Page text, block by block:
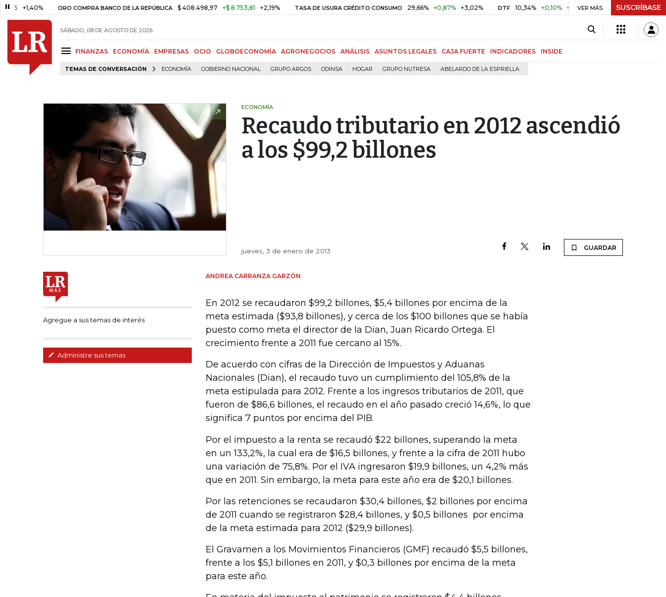
+1,40% ORO COMPRA BANCO DE LA REPÚBLICA $ 408.498,97 +$ 8.753,81 +2,19% TASA DE USURA CRÉDITO CONSUMO 29,66% +0,87% +3,02% DTF 10,34% +0,10% +0,98% UVR $ 416,96 +$ 0,05
VER MÁS SUSCRÍBASE
SÁBADO, 08 DE AGOSTO DE 2026
FINANZAS ECONOMÍA EMPRESAS OCIO GLOBOECONOMÍA AGRONEGOCIOS ANÁLISIS ASUNTOS LEGALES CAJA FUERTE INDICADORES INSIDE
TEMAS DE CONVERSACIÓN ECONOMÍA GOBIERNO NACIONAL GRUPO ARGOS ODINSA HOGAR GRUPO NUTRESA ABELARDO DE LA ESPRIELLA
ECONOMÍA
Recaudo tributario en 2012 ascendió
a los $99,2 billones
jueves, 3 de enero de 2013 GUARDAR
Agregue a sus temas de interés
Administre sus temas
ANDREA CARRANZA GARZÓN
En 2012 se recaudaron $99,2 billones, $5,4 billones por encima de la
meta estimada ($93,8 billones), y cerca de los $100 billones que se había
puesto como meta el director de la Dian, Juan Ricardo Ortega. El
crecimiento frente a 2011 fue cercano al 15%.
De acuerdo con cifras de la Dirección de Impuestos y Aduanas
Nacionales (Dian), el recaudo tuvo un cumplimiento del 105,8% de la
meta estipulada para 2012. Frente a los ingresos tributarios de 2011, que
fueron de $86,6 billones, el recaudo en el año pasado creció 14,6%, lo que
significa 7 puntos por encima del PIB.
Por el impuesto a la renta se recaudó $22 billones, superando la meta
en un 133,2%, la cual era de $16,5 billones, y frente a la cifra de 2011 hubo
una variación de 75,8%. Por el IVA ingresaron $19,9 billones, un 4,2% más
que en 2011. Sin embargo, la meta para este año era de $20,1 billones.
Por las retenciones se recaudaron $30,4 billones, $2 billones por encima
de 2011 cuando se registraron $28,4 billones, y $0,5 billones por encima
de la meta estimada para 2012 ($29,9 billones).
El Gravamen a los Movimientos Financieros (GMF) recaudó $5,5 billones,
frente a los $5,1 billones en 2011, y $0,3 billones por encima de la meta
para este año.